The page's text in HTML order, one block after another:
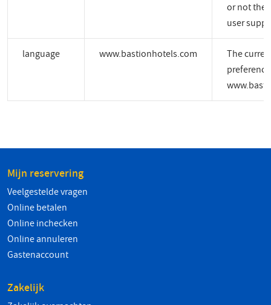
or not the
user
language www.bastionhotels.com
The
Mijn reservering
Veelgestelde vragen
Online betalen
Online inchecken
Online annuleren
Gastenaccount
Zakelijk